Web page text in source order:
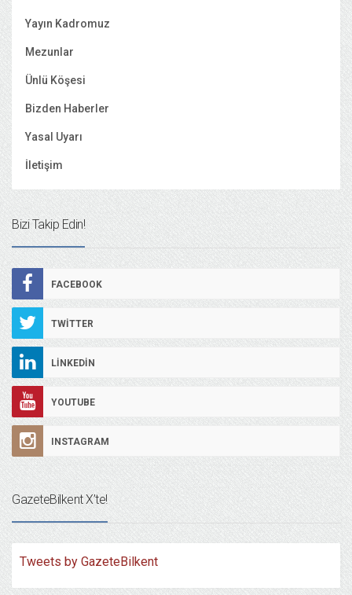
Yayın Kadromuz
Mezunlar
Ünlü Köşesi
Bizden Haberler
Yasal Uyarı
İletişim
Bizi Takip Edin!
FACEBOOK
TWITTER
LINKEDIN
YOUTUBE
INSTAGRAM
GazeteBilkent X’te!
Tweets by GazeteBilkent